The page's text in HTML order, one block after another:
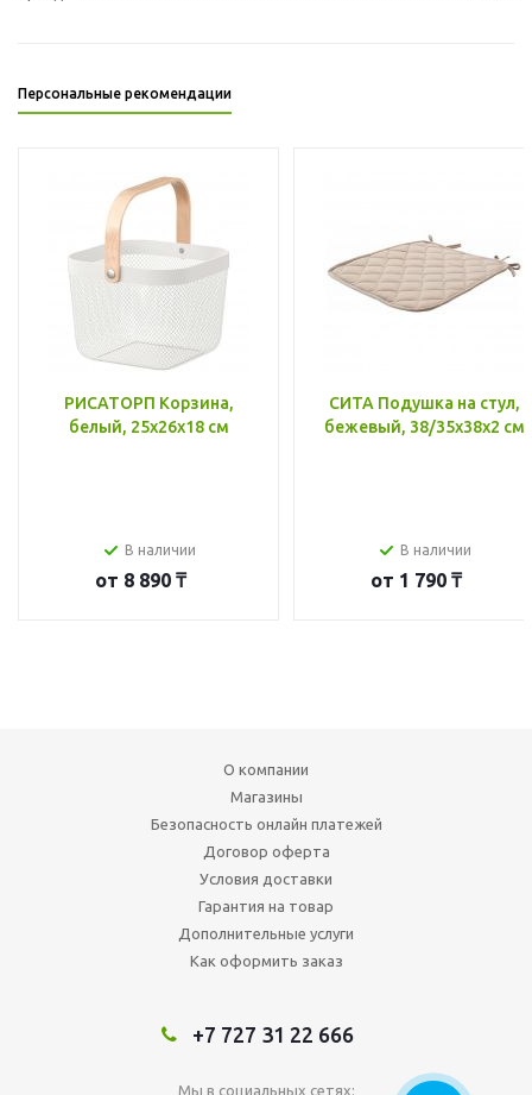
Персональные рекомендации
РИСАТОРП Корзина,
белый, 25x26x18 см
В наличии
от 8 890 ₸
СИТА Подушка на стул,
бежевый, 38/35x38x2 см
В наличии
от 1 790 ₸
О компании
Магазины
Безопасность онлайн платежей
Договор оферта
Условия доставки
Гарантия на товар
Дополнительные услуги
Как оформить заказ
+7 727 31 22 666
Мы в социальных сетях: